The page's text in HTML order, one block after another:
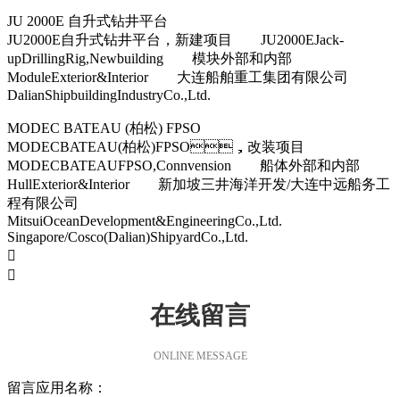
JU 2000E 自升式钻井平台
JU2000E自升式钻井平台，新建项目 JU2000EJack-
upDrillingRig,Newbuilding 模块外部和内部
ModuleExterior&Interior 大连船舶重工集团有限公司
DalianShipbuildingIndustryCo.,Ltd.
MODEC BATEAU (柏松) FPSO
MODECBATEAU(柏松)FPSO，改装项目
MODECBATEAUFPSO,Connvension 船体外部和内部
HullExterior&Interior 新加坡三井海洋开发/大连中远船务工
程有限公司
MitsuiOceanDevelopment&EngineeringCo.,Ltd.
Singapore/Cosco(Dalian)ShipyardCo.,Ltd.


在线留言
ONLINE MESSAGE
留言应用名称：